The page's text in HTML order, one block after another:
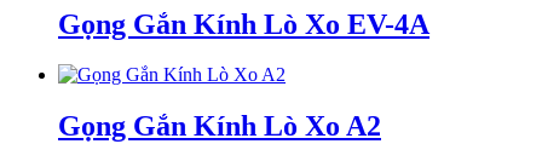
Gọng Gắn Kính Lò Xo EV-4A
Gọng Gắn Kính Lò Xo A2